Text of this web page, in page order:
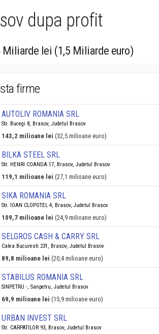
dupa profit
lei (1,5 Miliarde euro)
firme
AUTOLIV ROMANIA SRL
Str. Bucegi 8, Brasov, Judetul Brasov
143,2 milioane lei (32,5 milioane euro)
BILKA STEEL SRL
Str. HENRI COANDA 17, Brasov, Judetul Brasov
119,1 milioane lei (27,1 milioane euro)
SIKA ROMANIA SRL
Str. IOAN CLOPOTEL 4, Brasov, Judetul Brasov
109,7 milioane lei (24,9 milioane euro)
SELGROS CASH & CARRY SRL
Calea Bucuresti 231, Brasov, Judetul Brasov
89,8 milioane lei (20,4 milioane euro)
STABILUS ROMANIA SRL
SINPETRU -, Sanpetru, Judetul Brasov
69,9 milioane lei (15,9 milioane euro)
URBAN INVEST SRL
Str. CARPATILOR 93, Brasov, Judetul Brasov